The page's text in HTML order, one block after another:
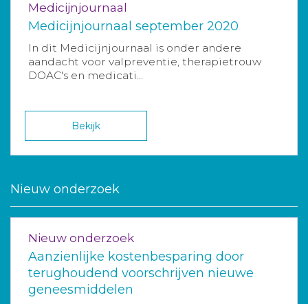
Medicijnjournaal
Medicijnjournaal september 2020
In dit Medicijnjournaal is onder andere
aandacht voor valpreventie, therapietrouw
DOAC's en medicati...
Bekijk
Nieuw onderzoek
Nieuw onderzoek
Aanzienlijke kostenbesparing door
terughoudend voorschrijven nieuwe
geneesmiddelen